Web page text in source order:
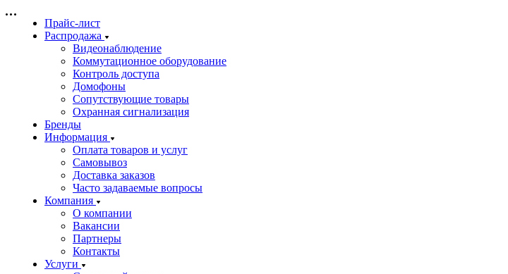
Прайс-лист
Распродажа
Видеонаблюдение
Коммутационное оборудование
Контроль доступа
Домофоны
Сопутствующие товары
Охранная сигнализация
Бренды
Информация
Оплата товаров и услуг
Самовывоз
Доставка заказов
Часто задаваемые вопросы
Компания
О компании
Вакансии
Партнеры
Контакты
Услуги